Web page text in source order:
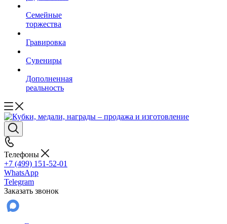
Семейные
торжества
Гравировка
Сувениры
Дополненная
реальность
Телефоны
+7 (499) 151-52-01
WhatsApp
Telegram
Заказать звонок